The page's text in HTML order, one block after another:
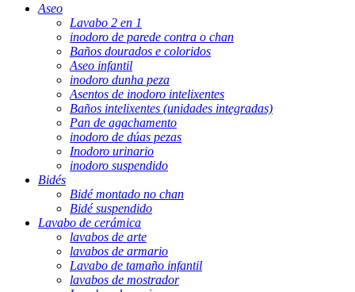
Aseo
Lavabo 2 en 1
inodoro de parede contra o chan
Baños dourados e coloridos
Aseo infantil
inodoro dunha peza
Asentos de inodoro intelixentes
Baños intelixentes (unidades integradas)
Pan de agachamento
inodoro de dúas pezas
Inodoro urinario
inodoro suspendido
Bidés
Bidé montado no chan
Bidé suspendido
Lavabo de cerámica
lavabos de arte
lavabos de armario
Lavabo de tamaño infantil
lavabos de mostrador